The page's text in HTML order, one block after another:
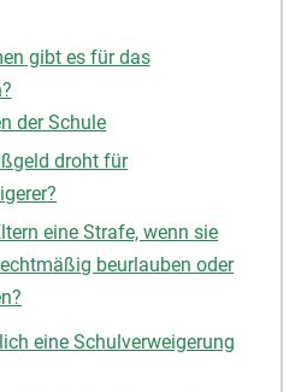
gibt es für das
der Schule
droht für
eine Strafe, wenn sie
beurlauben oder
eine Schulverweigerung